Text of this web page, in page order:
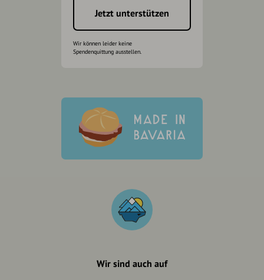
Jetzt unterstützen
Wir können leider keine
Spendenquittung ausstellen.
Wir sind auch auf